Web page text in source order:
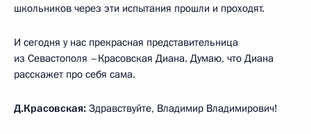
школьников через эти испытания прошли и проходят.
И сегодня у нас прекрасная представительница
из Севастополя –Красовская Диана. Думаю, что Диана
расскажет про себя сама.
Д.Красовская: Здравствуйте, Владимир Владимирович!